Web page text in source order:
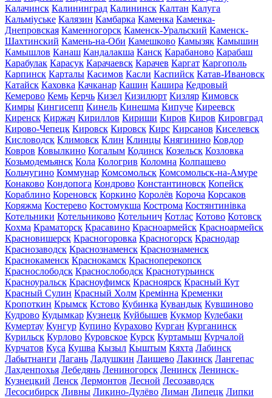
Калачинск Калининград Калининск Калтан Калуга
Кальміуське Калязин Камбарка Каменка Каменка-
Днепровская Каменногорск Каменск-Уральский Каменск-
Шахтинский Камень-на-Оби Камешково Камызяк Камышин
Камышлов Канаш Кандалакша Канск Карабаново Карабаш
Карабулак Карасук Карачаевск Карачев Каргат Каргополь
Карпинск Карталы Касимов Касли Каспийск Катав-Ивановск
Катайск Каховка Качканар Кашин Кашира Кедровый
Кемерово Кемь Керчь Кизел Кизилюрт Кизляр Кимовск
Кимры Кингисепп Кинель Кинешма Кипуче Киреевск
Киренск Киржач Кириллов Кириши Киров Киров Кировград
Кирово-Чепецк Кировск Кировск Кирс Кирсанов Киселевск
Кисловодск Климовск Клин Клинцы Княгинино Ковдор
Ковров Ковылкино Когалым Кодинск Козельск Козловка
Козьмодемьянск Кола Кологрив Коломна Колпашево
Кольчугино Коммунар Комсомольск Комсомольск-на-Амуре
Конаково Кондопога Кондрово Константиновск Копейск
Кораблино Кореновск Коркино Королёв Короча Корсаков
Коряжма Костерево Костомукша Кострома Костянтинівка
Котельники Котельниково Котельнич Котлас Котово Котовск
Кохма Краматорск Красавино Красноармейск Красноармейск
Красновишерск Красногоровка Красногорск Краснодар
Краснозаводск Краснознаменск Краснознаменск
Краснокаменск Краснокамск Красноперекопск
Краснослободск Краснослободск Краснотурьинск
Красноуральск Красноуфимск Красноярск Красный Кут
Красный Сулин Красный Холм Кремінна Кременки
Кропоткин Крымск Кстово Кубинка Кувандык Кувшиново
Кудрово Кудымкар Кузнецк Куйбышев Кукмор Кулебаки
Кумертау Кунгур Купино Курахово Курган Курганинск
Курильск Курлово Куровское Курск Куртамыш Курчалой
Курчатов Куса Кушва Кызыл Кыштым Кяхта Лабинск
Лабытнанги Лагань Ладушкин Лаишево Лакинск Лангепас
Лахденпохья Лебедянь Лениногорск Ленинск Ленинск-
Кузнецкий Ленск Лермонтов Лесной Лесозаводск
Лесосибирск Ливны Ликино-Дулёво Лиман Липецк Липки